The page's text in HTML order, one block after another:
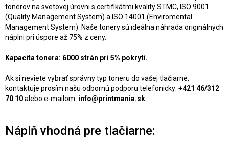
tonerov na svetovej úrovni s certifikátmi kvality STMC, ISO 9001
(Quality Management System) a ISO 14001 (Enviromental
Management System). Naše tonery sú ideálna náhrada originálnych
náplni pri úspore až 75% z ceny.
Kapacita tonera: 6000 strán pri 5% pokrytí.
Ak si neviete vybrať správny typ toneru do vašej tlačiarne,
kontaktuje prosím našu odbornú podporu telefonicky: +421 46/312
70 10alebo e-mailom: info@printmania.sk
Náplň vhodná pre tlačiarne: